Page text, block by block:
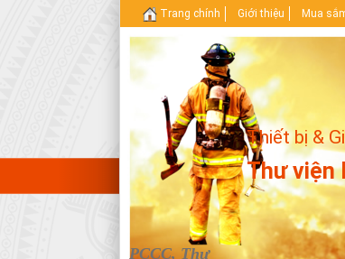
PCCC, Thư
Thiết bị &
Thư viện
Trang chính Giới thiệu Mua